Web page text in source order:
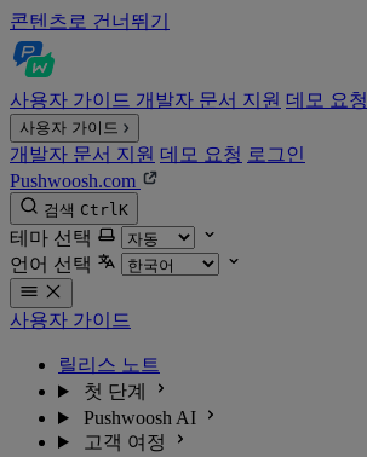
콘텐츠로 건너뛰기
사용자 가이드 개발자 문서 지원 데모 요청
사용자 가이드
개발자 문서 지원 데모 요청 로그인
Pushwoosh.com
검색 CtrlK
테마 선택
언어 선택
사용자 가이드
릴리스 노트
첫 단계
Pushwoosh AI
고객 여정